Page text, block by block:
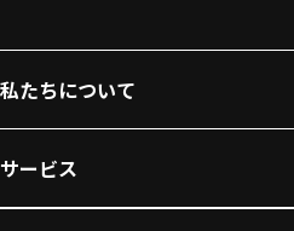
私たちについて
サービス